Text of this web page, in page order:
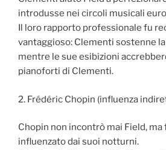
introdusse nei circoli musicali
Il loro rapporto professionale fu
vantaggioso: Clementi sostenne
mentre le sue esibizioni
pianoforti di Clementi.
2. Frédéric Chopin (influenza
Chopin non incontrò mai Field,
influenzato dai suoi notturni.